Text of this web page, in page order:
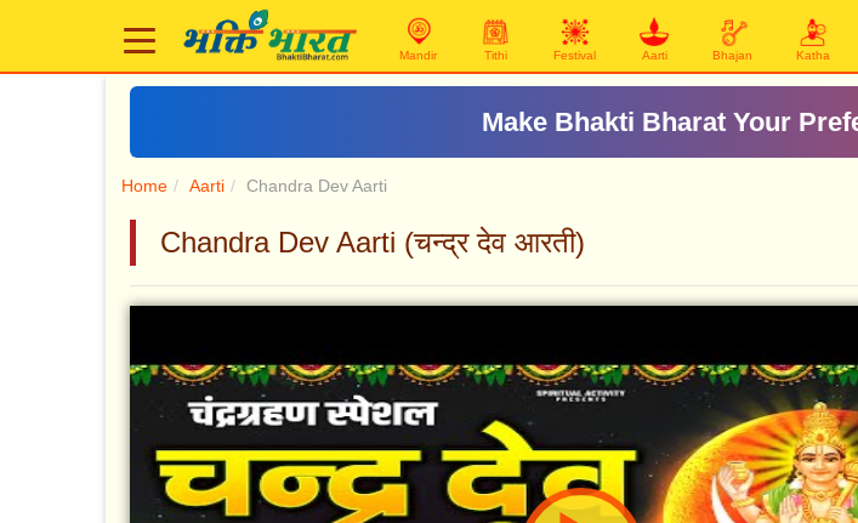
Mandir Tithi Festival Aarti Bhajan Katha
आदित्य-हृदय
Home Aarti Chandra Dev Aarti
Chandra Dev Aarti (चन्द्र देव आरती)